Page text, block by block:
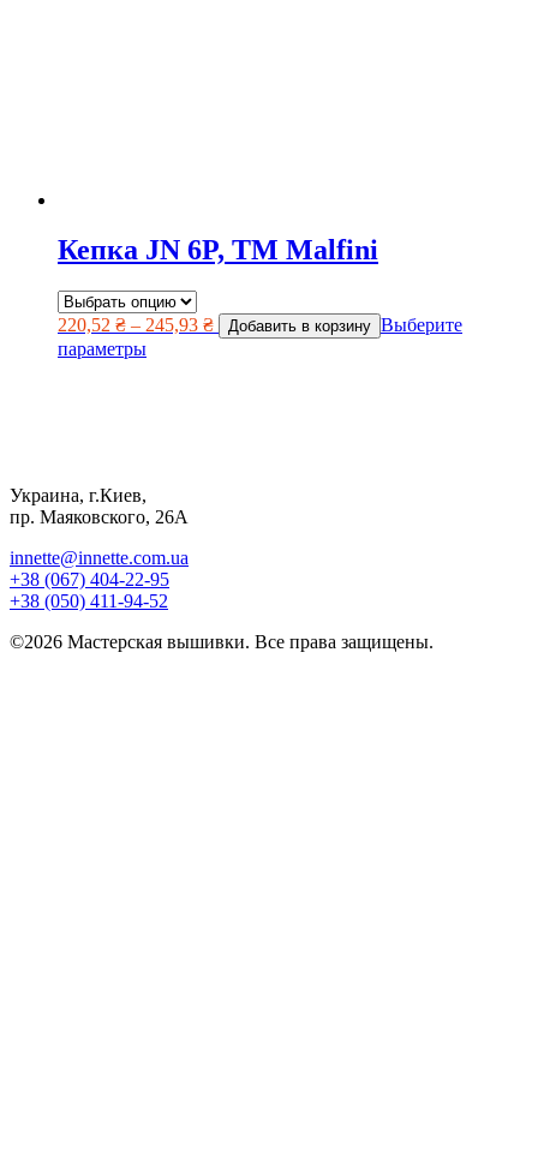
Кепка JN 6P, ТМ Malfini
220,52 ₴ – 245,93 ₴ Добавить в корзину Выберите
параметры
Украина, г.Киев,
пр. Маяковского, 26А
innette@innette.com.ua
+38 (067) 404-22-95
+38 (050) 411-94-52
©2026 Мастерская вышивки. Все права защищены.